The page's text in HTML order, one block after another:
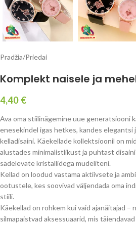
Pradžia/Priedai
Komplekt naisele ja
4,40 €
Ava oma stiilinägemine uue generatsiooni
enesekindel igas hetkes, kandes
kelladisaini. Käekellade kollektsioonil on
alustades minimalistlikust ja puhtast
sädelevate kristallidega mudeliteni.
Kellad on loodud vastama aktiivsete ja
ootustele, kes soovivad väljendada oma
stiili.
Käekellad on rohkem kui vaid ajanäitajad –
silmapaistvad aksessuaarid, mis